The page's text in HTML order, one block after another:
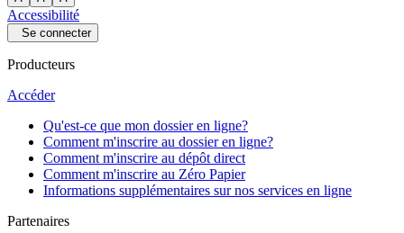
Accessibilité
Se connecter
Producteurs
Accéder
Qu'est-ce que mon dossier en ligne?
Comment m'inscrire au dossier en ligne?
Comment m'inscrire au dépôt direct
Comment m'inscrire au Zéro Papier
Informations supplémentaires sur nos services en ligne
Partenaires